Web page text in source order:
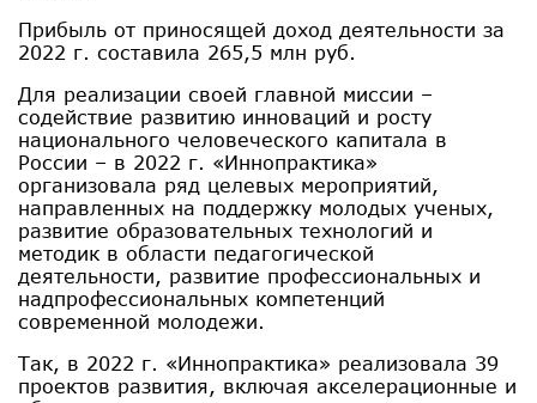
Прибыль от приносящей доход деятельности за
2022 г. составила 265,5 млн руб.
Для реализации своей главной миссии –
содействие развитию инноваций и росту
национального человеческого капитала в
России – в 2022 г. «Иннопрактика»
организовала ряд целевых мероприятий,
направленных на поддержку молодых ученых,
развитие образовательных технологий и
методик в области педагогической
деятельности, развитие профессиональных и
надпрофессиональных компетенций
современной молодежи.
Так, в 2022 г. «Иннопрактика» реализовала 39
проектов развития, включая акселерационные и